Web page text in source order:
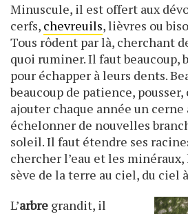
Minuscule, il est offert aux
cerfs, chevreuils, lièvres ou
Tous rôdent par là, cherchant
quoi ruminer. Il faut beaucoup,
pour échapper à leurs dents.
beaucoup de patience,
ajouter chaque année un cerne
échelonner de nouvelles
soleil. Il faut étendre ses
chercher l’eau et les
sève de la terre au ciel, du ciel
L’arbre grandit, il